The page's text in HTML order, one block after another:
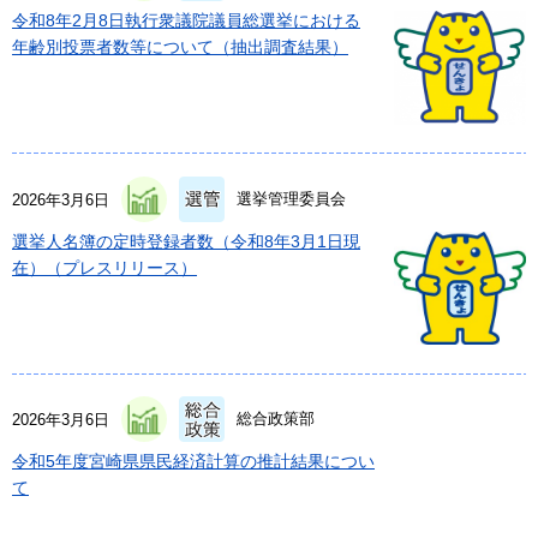
令和8年2月8日執行衆議院議員総選挙における
年齢別投票者数等について（抽出調査結果）
2026年3月6日 選挙管理委員会
選挙人名簿の定時登録者数（令和8年3月1日現
在）（プレスリリース）
2026年3月6日 総合政策部
令和5年度宮崎県県民経済計算の推計結果につい
て